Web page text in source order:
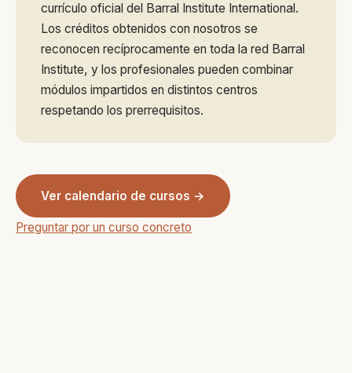
currículo oficial del Barral Institute International.
Los créditos obtenidos con nosotros se
reconocen recíprocamente en toda la red Barral
Institute, y los profesionales pueden combinar
módulos impartidos en distintos centros
respetando los prerrequisitos.
Ver calendario de cursos →
Preguntar por un curso concreto